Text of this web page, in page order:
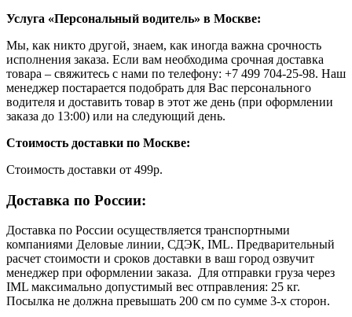
Услуга «Персональный водитель» в Москве:
Мы, как никто другой, знаем, как иногда важна срочность
исполнения заказа. Если вам необходима срочная доставка
товара – свяжитесь с нами по телефону: +7 499 704-25-98. Наш
менеджер постарается подобрать для Вас персонального
водителя и доставить товар в этот же день (при оформлении
заказа до 13:00) или на следующий день.
Стоимость доставки по Москве:
Cтоимость доставки от 499р.
Доставка по России:
Доставка по России осуществляется транспортными
компаниями Деловые линии, СДЭК, IML. Предварительный
расчет стоимости и сроков доставки в ваш город озвучит
менеджер при оформлении заказа. Для отправки груза через
IML максимально допустимый вес отправления: 25 кг.
Посылка не должна превышать 200 см по сумме 3-х сторон.